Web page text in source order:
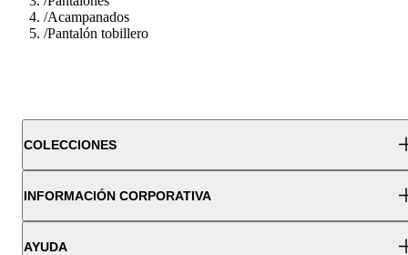
/Acampanados
/Pantalón tobillero
COLECCIONES
INFORMACIÓN CORPORATIVA
AYUDA